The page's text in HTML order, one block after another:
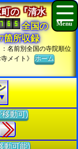
の『清水
全国の
箇所収録
名前別全国の寺院順位
寺メイト》ホーム
移動可)
動可能)